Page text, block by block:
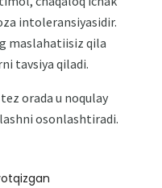
intoleransiyasidir.
maslahatiisiz qila
tavsiya qiladi.
orada u noqulay
osonlashtiradi.